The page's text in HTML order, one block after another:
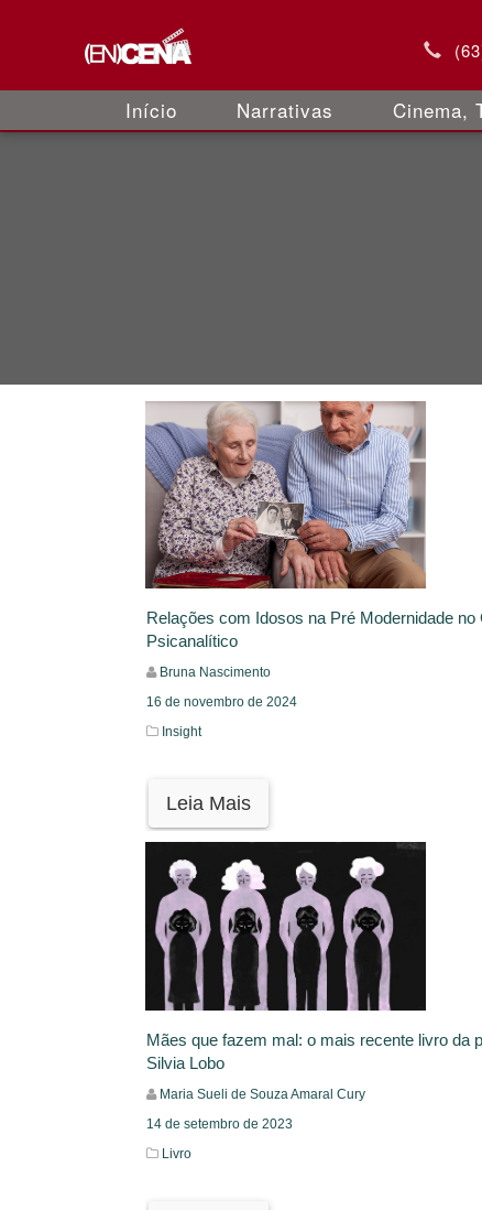
Início Narrativas Cinema,
Relações com Idosos na Pré Modernidade no
Psicanalítico
Bruna Nascimento
16 de novembro de 2024
Insight
Leia Mais
Mães que fazem mal: o mais recente livro da
Silvia Lobo
Maria Sueli de Souza Amaral Cury
14 de setembro de 2023
Livro